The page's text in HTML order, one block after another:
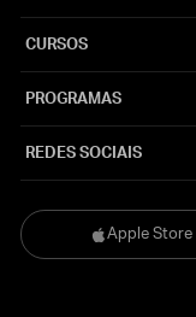
Apple Store
CURSOS
PROGRAMAS
REDES SOCIAIS